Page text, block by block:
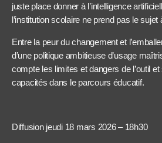
juste place donner à l’intelligence
l’institution scolaire ne prend pas le
Entre la peur du changement et
d’une politique ambitieuse d’usage
compte les limites et dangers de l’outil
capacités dans le parcours éducatif.
Diffusion jeudi 18 mars 2026 – 18h30